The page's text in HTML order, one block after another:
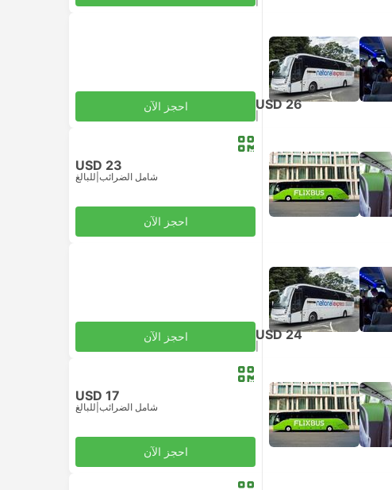
USD 26 احجز الآن
USD 23
شامل الضرائب للبالغ
احجز الآن
USD 24 احجز الآن
USD 17
شامل الضرائب للبالغ
احجز الآن